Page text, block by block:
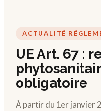
ACTUALITÉ
UE Art. 67 :
obligatoire
À partir du 1er janvier